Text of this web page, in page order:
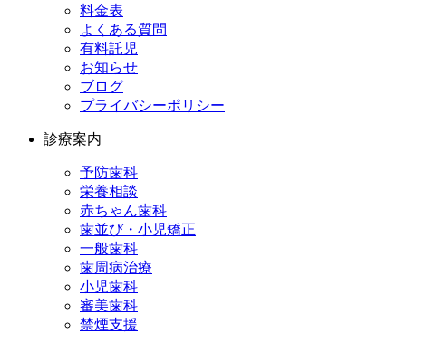
料金表
よくある質問
有料託児
お知らせ
ブログ
プライバシーポリシー
診療案内
予防歯科
栄養相談
赤ちゃん歯科
歯並び・小児矯正
一般歯科
歯周病治療
小児歯科
審美歯科
禁煙支援